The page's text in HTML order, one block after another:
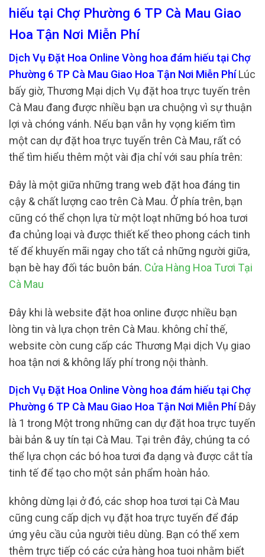
hiếu tại Chợ Phường 6 TP Cà Mau Giao
Hoa Tận Nơi Miễn Phí
Dịch Vụ Đặt Hoa Online Vòng hoa đám hiếu tại Chợ
Phường 6 TP Cà Mau Giao Hoa Tận Nơi Miễn PhíLúc
bấy giờ, Thương Mại dịch Vụ đặt hoa trực tuyến trên
Cà Mau đang được nhiều bạn ưa chuộng vì sự thuận
lợi và chóng vánh. Nếu bạn vẫn hy vọng kiếm tìm
một can dự đặt hoa trực tuyến trên Cà Mau, rất có
thể tìm hiểu thêm một vài địa chỉ với sau phía trên:
Đây là một giữa những trang web đặt hoa đáng tin
cậy & chất lượng cao trên Cà Mau. Ở phía trên, bạn
cũng có thể chọn lựa từ một loạt những bó hoa tươi
đa chủng loại và được thiết kế theo phong cách tinh
tế để khuyến mãi ngay cho tất cả những người giữa,
bạn bè hay đối tác buôn bán. Cửa Hàng Hoa Tươi Tại
Cà Mau
Đây khi là website đặt hoa online được nhiều bạn
lòng tin và lựa chọn trên Cà Mau. không chỉ thế,
website còn cung cấp các Thương Mại dịch Vụ giao
hoa tận nơi & không lấy phí trong nội thành.
Dịch Vụ Đặt Hoa Online Vòng hoa đám hiếu tại Chợ
Phường 6 TP Cà Mau Giao Hoa Tận Nơi Miễn PhíĐây
là 1 trong Một trong những can dự đặt hoa trực tuyến
bài bản & uy tín tại Cà Mau. Tại trên đây, chúng ta có
thể lựa chọn các bó hoa tươi đa dạng và được cắt tỉa
tinh tế để tạo cho một sản phẩm hoàn hảo.
không dừng lại ở đó, các shop hoa tươi tại Cà Mau
cũng cung cấp dịch vụ đặt hoa trực tuyến để đáp
ứng yêu cầu của người tiêu dùng. Bạn có thể xem
thêm trực tiếp có các cửa hàng hoa tuoi nhằm biết